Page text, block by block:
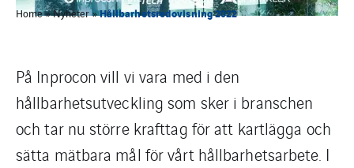
Home»Nyheter»Hållbarhetsredovisning 2022
På Inprocon vill vi vara med i den
hållbarhetsutveckling som sker i branschen
och tar nu större krafttag för att kartlägga och
sätta mätbara mål för vårt hållbarhetsarbete. I